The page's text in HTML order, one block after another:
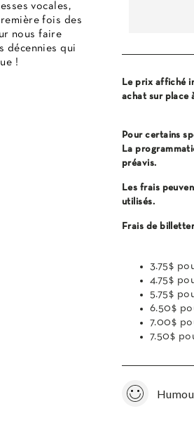
vocales,
fois des
nous faire
décennies qui
!
Le prix affiché
achat sur place
Pour certains
La
préavis.
Les frais
utilisés.
Frais de
3.75$
4.75$
5.75$
6.50$
7.00$
7.50$